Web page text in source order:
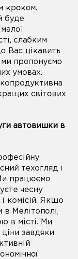
кроком.
буде
слабким
Вас цікавить
пропонуємо
умовах.
світових
автовишки в
техогляд і
працюємо
чесну
комісій. Якщо
Мелітополі,
в місті. Ми
завдяки